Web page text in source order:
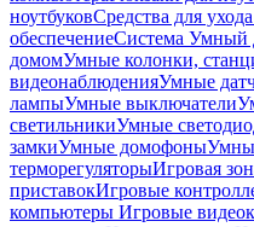
ноутбуковСредства для
обеспечениеСистема Умный
домомУмные колонки,
видеонаблюденияУмные
лампыУмные выключатели
светильникиУмные
замкиУмные домофоны
терморегуляторыИгровая
приставокИгровые
компьютеры Игровые